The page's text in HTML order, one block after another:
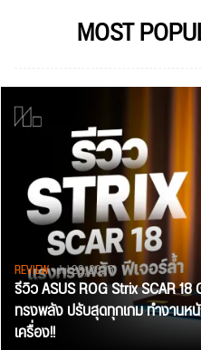
MOST
REVIEW• Jul 28, 2026
รีวิว ASUS ROG Strix SCAR
ทรงพลัง ปรับสุดทุกเกม ทำงานห
เครื่อง!!